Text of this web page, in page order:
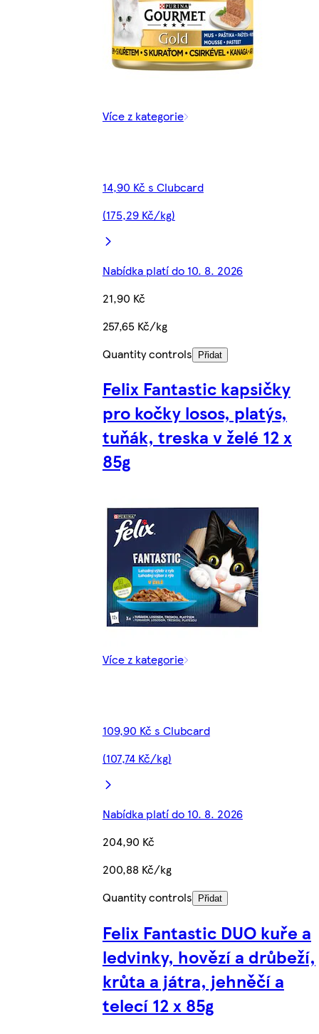
Více z kategorie
14,90 Kč s Clubcard
(175,29 Kč/kg)
Nabídka platí do 10. 8. 2026
21,90 Kč
257,65 Kč/kg
Quantity controls
Přidat
Felix Fantastic kapsičky
pro kočky losos, platýs,
tuňák, treska v želé 12 x
85g
Více z kategorie
109,90 Kč s Clubcard
(107,74 Kč/kg)
Nabídka platí do 10. 8. 2026
204,90 Kč
200,88 Kč/kg
Quantity controls
Přidat
Felix Fantastic DUO kuře a
ledvinky, hovězí a drůbeží,
krůta a játra, jehněčí a
telecí 12 x 85g